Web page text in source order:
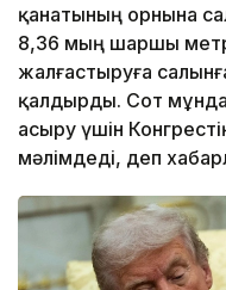
қанатының орнына
8,36 мың шаршы
жалғастыруға
қалдырды. Сот
асыру үшін
мәлімдеді, деп